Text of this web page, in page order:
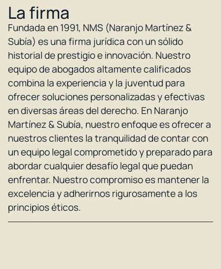
La firma
Fundada en 1991, NMS (Naranjo Martínez &
Subía) es una firma jurídica con un sólido
historial de prestigio e innovación. Nuestro
equipo de abogados altamente calificados
combina la experiencia y la juventud para
ofrecer soluciones personalizadas y efectivas
en diversas áreas del derecho. En Naranjo
Martínez & Subía, nuestro enfoque es ofrecer a
nuestros clientes la tranquilidad de contar con
un equipo legal comprometido y preparado para
abordar cualquier desafío legal que puedan
enfrentar. Nuestro compromiso es mantener la
excelencia y adherirnos rigurosamente a los
principios éticos.